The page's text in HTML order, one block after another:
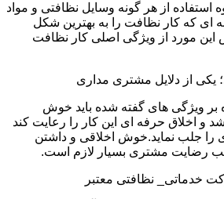
استفاده از هر گونه وسایل نظافتی و مواد
ای که کار نظافت را به بهترین شکل
مورد از ویژگی اصلی کار نظافت
از دلایل مشتری مداری
بر ویژگی های گفته شده باید خوش
و اخلاق حرفه ای این کار را رعایت کند
را جلب نماید.خوش اخلاقی و داشتن
رضایت مشتری بسیار لازم است.
خدماتی_ نظافتی معتبر